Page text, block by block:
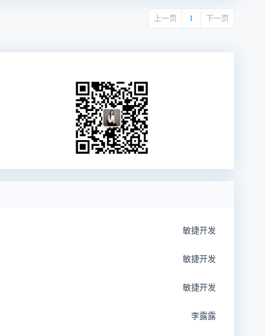
上一页 1 下一页
敏捷开发
敏捷开发
敏捷开发
李露露